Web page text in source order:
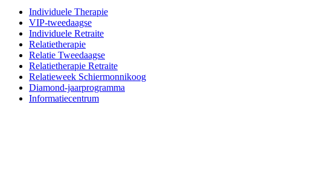
Individuele Therapie
VIP-tweedaagse
Individuele Retraite
Relatietherapie
Relatie Tweedaagse
Relatietherapie Retraite
Relatieweek Schiermonnikoog
Diamond-jaarprogramma
Informatiecentrum